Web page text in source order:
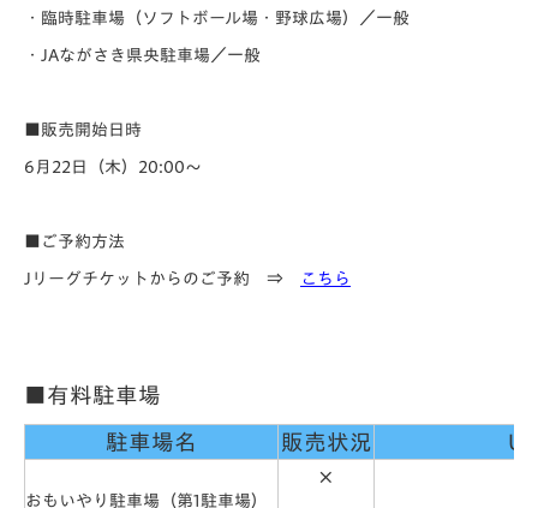
・臨時駐車場（ソフトボール場・野球広場）／一般
・JAながさき県央駐車場／一般
■販売開始日時
6月22日（木）20:00～
■ご予約方法
Jリーグチケットからのご予約 ⇒ こちら
■有料駐車場
駐車場名 販売状況
おもいやり駐車場（第1駐車場）
×